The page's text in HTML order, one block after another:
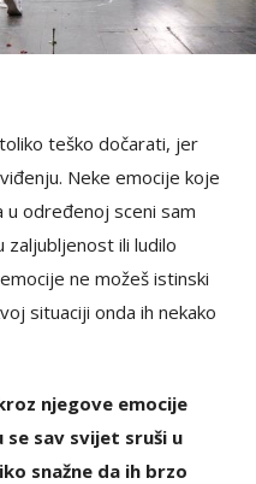
teško dočarati, jer
Neke emocije koje
u određenoj sceni sam
ili ludilo
ne možeš istinski
situaciji onda ih nekako
njegove emocije
sav svijet sruši u
snažne da ih brzo